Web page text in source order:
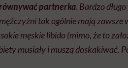
partnerka. Bardzo
tak ogólnie mają zawsze
męskie libido (mimo, że to
musiały i muszą doskakiwać.